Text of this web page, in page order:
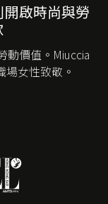
啟時尚與勞
動價值。 Miuccia
女性致敬。